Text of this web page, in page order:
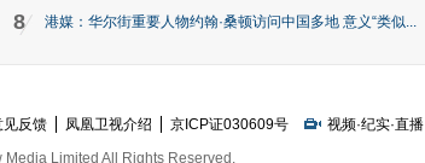
8 港媒：华尔街重要人物约翰·桑顿访问中国多地 意义“类似...
见反馈 凤凰卫视介绍 京ICP证030609号 视频·纪实·直播
Limited All Rights Reserved.